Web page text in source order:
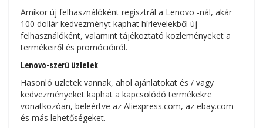
Amikor új felhasználóként regisztrál a Lenovo -nál, akár
100 dollár kedvezményt kaphat hírlevelekből új
felhasználóként, valamint tájékoztató közleményeket a
termékeiről és promócióiról.
Lenovo-szerű üzletek
Hasonló üzletek vannak, ahol ajánlatokat és / vagy
kedvezményeket kaphat a kapcsolódó termékekre
vonatkozóan, beleértve az Aliexpress.com, az ebay.com
és más lehetőségeket.